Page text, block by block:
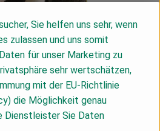
Suppen und Eintöpfe
Sie helfen uns sehr, wenn
zulassen und uns somit
für unser Marketing zu
sehr wertschätzen,
mit der EU-Richtlinie
die Möglichkeit genau
Dienstleister Sie Daten